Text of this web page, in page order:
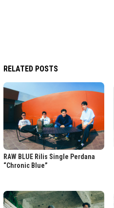
RELATED POSTS
RAW BLUE Rilis Single Perdana
“Chronic Blue”